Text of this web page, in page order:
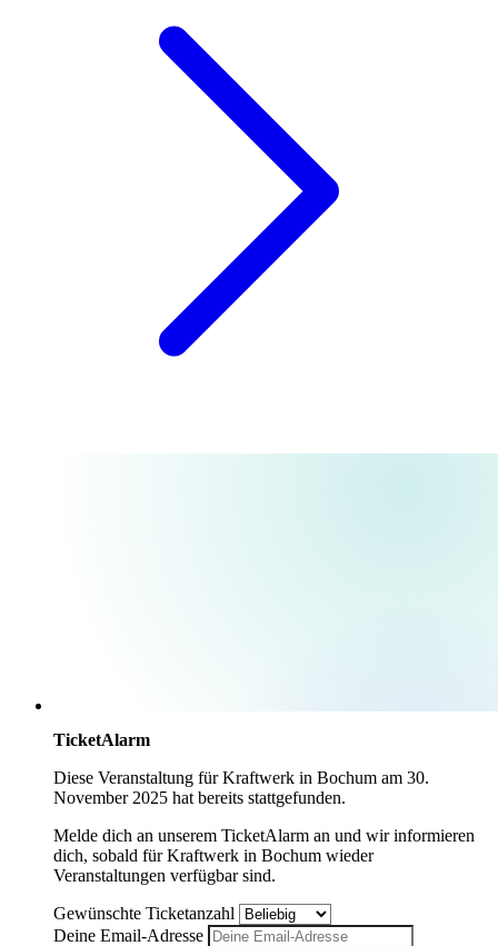
TicketAlarm
Diese Veranstaltung fürKraftwerk in Bochum am 30.
November 2025 hat bereits stattgefunden.
Melde dich an unserem TicketAlarm an und wir informieren
dich, sobald fürKraftwerk in Bochum wieder
Veranstaltungen verfügbar sind.
Gewünschte Ticketanzahl
Deine Email-Adresse